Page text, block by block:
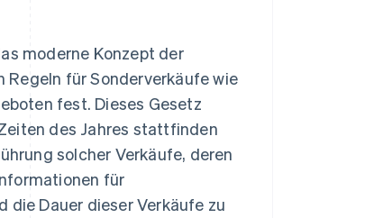
moderne Konzept der
für Sonderverkäufe wie
fest. Dieses Gesetz
des Jahres stattfinden
solcher Verkäufe, deren
für
die Dauer dieser Verkäufe zu